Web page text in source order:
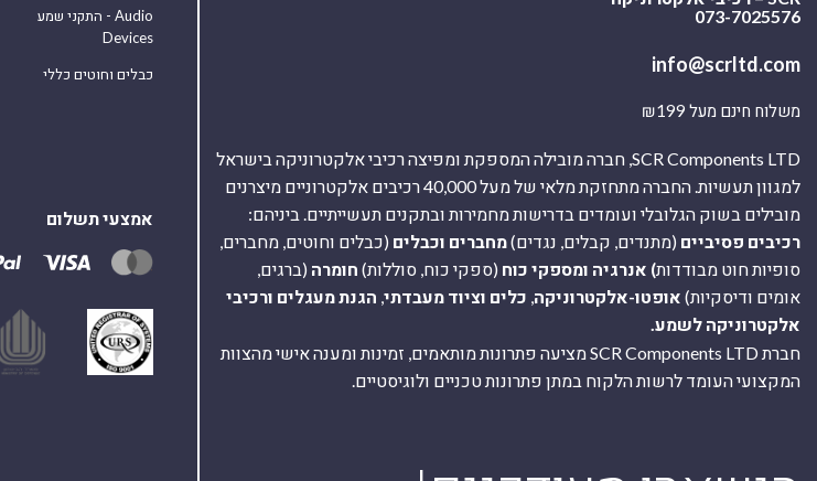
073-7025576
info@scrltd.com
משלוח חינם מעל ₪199
SCR Components LTD, חברה מובילה המספקת ומפיצה רכיבי אלקטרוניקה בישראל
למגוון תעשיות. החברה מתחזקת מלאי של מעל 40,000 רכיבים אלקטרוניים מיצרנים
מובילים בשוק הגלובלי ועומדים בדרישות מחמירות ובתקנים תעשייתיים. ביניהם:
רכיבים פסיביים (מתנדים, קבלים, נגדים)מחברים וכבלים (כבלים וחוטים, מחברים,
סופיות חוט מבודדות) אנרגיה ומספקי כוח (ספקי כוח, סוללות) חומרה (ברגים,
אומים ודיסקיות) אופטו-אלקטרוניקה כלים וציוד מעבדתי הגנת מעגלים ורכיבי
אלקטרוניקה לשמע.
חברת SCR Components LTD מציעה פתרונות מותאמים, זמינות ומענה אישי מהצוות
המקצועי העומד לרשות הלקוח במתן פתרונות טכניים ולוגיסטיים.
התקני שמע - Audio
Devices
כבלים וחוטים כללי
אמצעי תשלום